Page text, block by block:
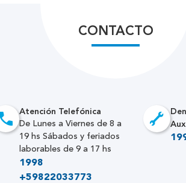
CONTACTO
Atención Telefónica
De Lunes a Viernes de 8 a
19 hs Sábados y feriados
laborables de 9 a 17 hs
1998
+59822033773